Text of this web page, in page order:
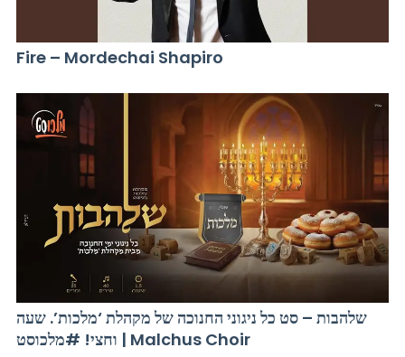
Fire – Mordechai Shapiro
שלהבות – סט כל ניגוני החנוכה של מקהלת ‘מלכות’. שעה
וחצי! #מלכוסט | Malchus Choir